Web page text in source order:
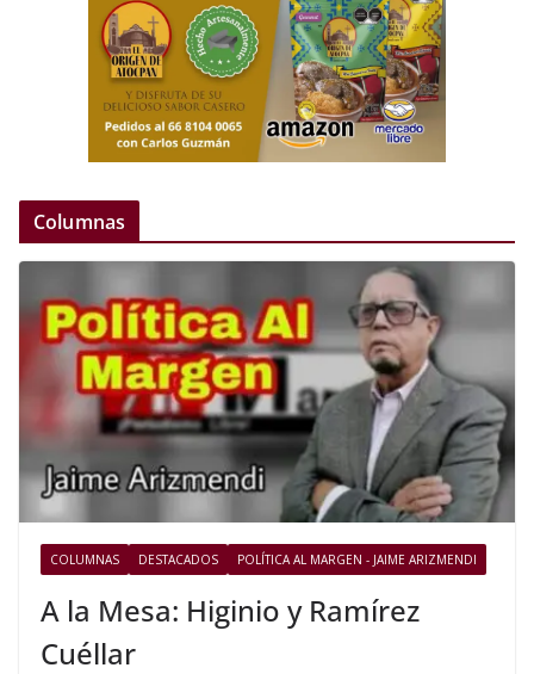
Columnas
COLUMNAS DESTACADOS POLÍTICA AL MARGEN - JAIME ARIZMENDI
A la Mesa: Higinio y Ramírez
Cuéllar